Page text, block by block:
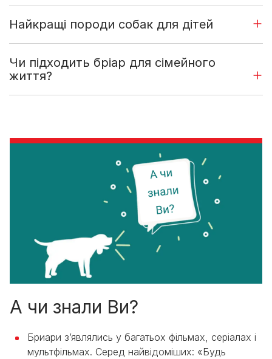
Найкращі породи собак для дітей
Чи підходить бріар для сімейного
життя?
А чи знали Ви?
Бриари з’являлись у багатьох фільмах, серіалах і
мультфільмах. Серед найвідоміших: «Будь